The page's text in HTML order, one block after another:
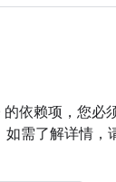
依赖项，您必
需了解详情，